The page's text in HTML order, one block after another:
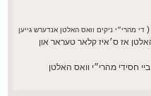
( די מהרי״י ניקים וואס האלטן אנדערש גייען
אז ס׳איז קלאר טעראר און
חסידי מהרי״י וואס האלטן